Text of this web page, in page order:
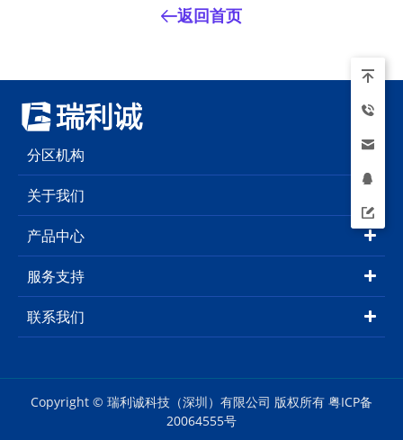
返回首页
分区机构
关于我们
产品中心
服务支持
联系我们
Copyright © 瑞利诚科技（深圳）有限公司 版权所有 粤ICP备
20064555号